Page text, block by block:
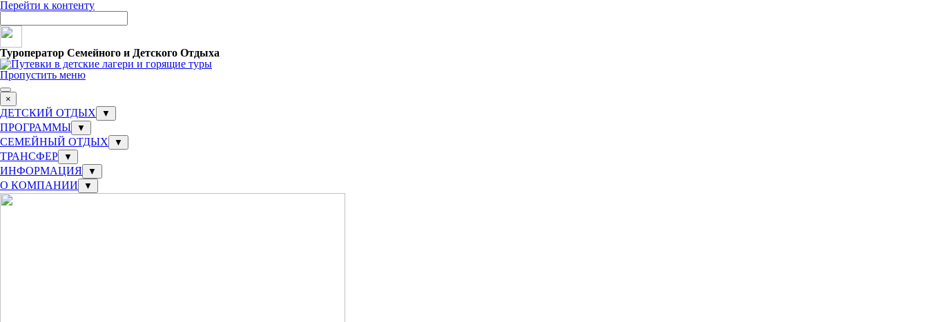
Перейти к контенту
Туроператор Семейного и Детского Отдыха
Пропустить меню
×
ДЕТСКИЙ ОТДЫХ ▼
ПРОГРАММЫ ▼
СЕМЕЙНЫЙ ОТДЫХ ▼
ТРАНСФЕР ▼
ИНФОРМАЦИЯ ▼
О КОМПАНИИ ▼